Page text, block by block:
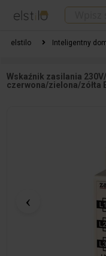
elstilo Inteligentny
Wskaźnik zasilania
czerwona/zielona/zółta